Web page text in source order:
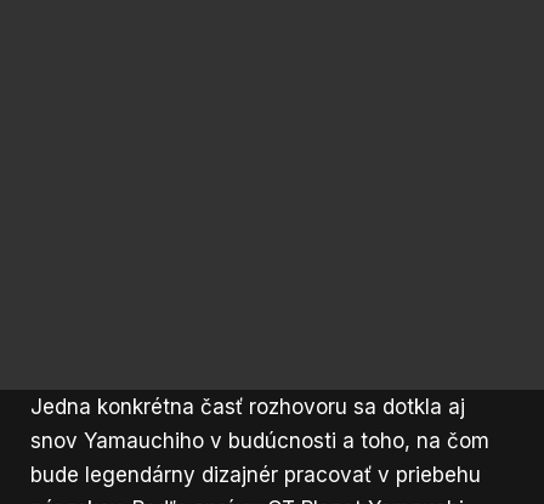
Jedna konkrétna časť rozhovoru sa dotkla aj
snov Yamauchiho v budúcnosti a toho, na čom
bude legendárny dizajnér pracovať v priebehu